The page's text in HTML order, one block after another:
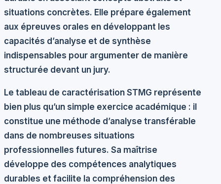
situations concrètes. Elle prépare également
aux épreuves orales en développant les
capacités d’analyse et de synthèse
indispensables pour argumenter de manière
structurée devant un jury.
Le tableau de caractérisation STMG représente
bien plus qu’un simple exercice académique : il
constitue une méthode d’analyse transférable
dans de nombreuses situations
professionnelles futures. Sa maîtrise
développe des compétences analytiques
durables et facilite la compréhension des